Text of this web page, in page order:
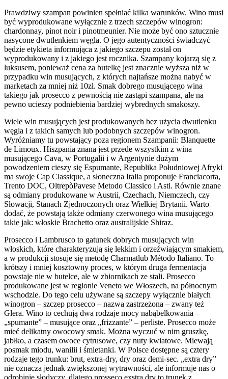
Prawdziwy szampan powinien spełniać kilka warunków. Wino musi
być wyprodukowane wyłącznie z trzech szczepów winogron:
chardonnay, pinot noir i pinotmeunier. Nie może być ono sztucznie
nasycone dwutlenkiem węgla. O jego autentyczności świadczyć
będzie etykieta informująca z jakiego szczepu został on
wyprodukowany i z jakiego jest rocznika. Szampany kojarzą się z
luksusem, ponieważ cena za butelkę jest znacznie wyższa niż w
przypadku win musujących, z których najtańsze można nabyć w
marketach za mniej niż 10zł. Smak dobrego musującego wina
takiego jak prosecco z pewnością nie zastąpi szampana, ale na
pewno ucieszy podniebienia bardziej wybrednych smakoszy.
Wiele win musujących jest produkowanych bez użycia dwutlenku
węgla i z takich samych lub podobnych szczepów winogron.
Wyróżniamy tu powstający poza regionem Szampanii: Blanquette
de Limoux. Hiszpania znana jest przede wszystkim z wina
musującego Cava, w Portugalii i w Argentynie dużym
powodzeniem cieszy się Espumante, Republika Południowej Afryki
ma swoje Cap Classique, a słoneczna Italia proponuje Franciacorta,
Trento DOC, OltrepòPavese Metodo Classico i Asti. Równie znane
są odmiany produkowane w Austrii, Czechach, Niemczech, czy
Słowacji, Stanach Zjednoczonych oraz Wielkiej Brytanii. Warto
dodać, że powstają także odmiany czerwonego wina musującego
takie jak: włoskie Brachetto oraz australijskie Shiraz.
Prosecco i Lambrusco to gatunek dobrych musujących win
włoskich, które charakteryzują się lekkim i orzeźwiającym smakiem,
a w produkcji stosuje się metodę Charmatlub Método Italiano. To
krótszy i mniej kosztowny proces, w którym druga fermentacja
powstaje nie w butelce, ale w zbiornikach ze stali. Prosecco
produkowane jest w regionie Veneto we Włoszech, na północnym
wschodzie. Do tego celu używane są szczepy wyłącznie białych
winogron – szczep prosecco – nazwa zastrzeżona – zwany też
Glera. Wino to cechują dwa rodzaje mocy nabąbelkowania –
„spumante” – musujące oraz „frizzante” – perliste. Prosecco może
mieć delikatny owocowy smak. Można wyczuć w nim gruszkę,
jabłko, a czasem owoce cytrusowe, czy nuty kwiatowe. Miewają
posmak miodu, wanilii i śmietanki. W Polsce dostępne są cztery
rodzaje tego trunku: brut, extra-dry, dry oraz demi-sec. „extra dry”
nie oznacza jednak zwiększonej wytrawności, ale informuje nas o
odrobinie słodyczy, dlatego prosseco exstra dry to trunek z